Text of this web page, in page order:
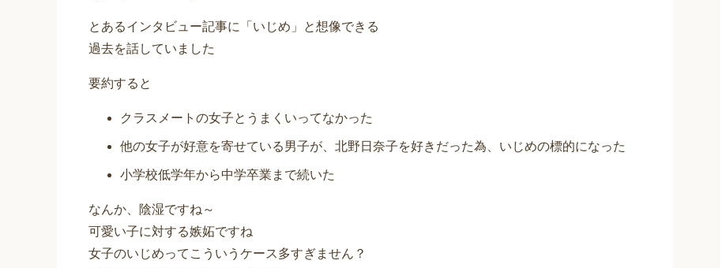
とあるインタビュー記事に「いじめ」と想像できる
過去を話していました
要約すると
クラスメートの女子とうまくいってなかった
他の女子が好意を寄せている男子が、北野日奈子を好きだった為、いじめの標的になった
小学校低学年から中学卒業まで続いた
なんか、陰湿ですね～
可愛い子に対する嫉妬ですね
女子のいじめってこういうケース多すぎません？